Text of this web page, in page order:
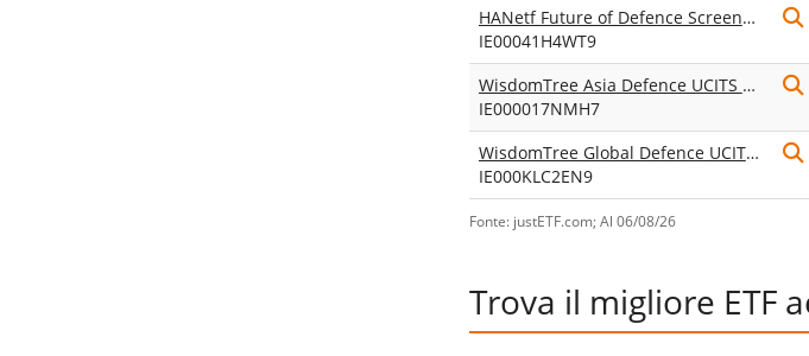
HANetf Future of Defence Screened UCITS ETF (Acc)
IE00041H4WT9
WisdomTree Asia Defence UCITS ETF USD Unhedged Acc
IE000017NMH7
WisdomTree Global Defence UCITS ETF USD Acc
IE000KLC2EN9
Fonte: justETF.com; Al 06/08/26
Trova il migliore ETF